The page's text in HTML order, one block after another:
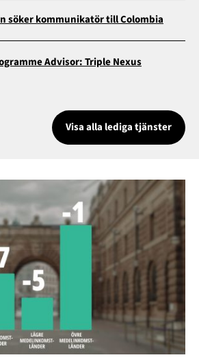
söker kommunikatör till Colombia
Advisor: Triple Nexus
Visa alla lediga tjänster